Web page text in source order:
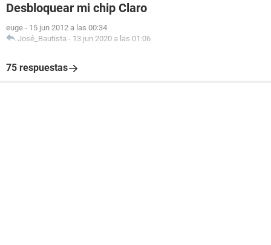
Desbloquear mi chip Claro
euge - 15 jun 2012 a las 00:34
José_Bautista - 13 jun 2020 a las 01:06
75 respuestas